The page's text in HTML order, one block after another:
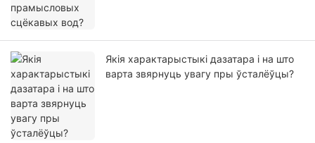
Якія характарыстыкі дазатара і на што
варта звярнуць увагу пры ўсталёўцы?